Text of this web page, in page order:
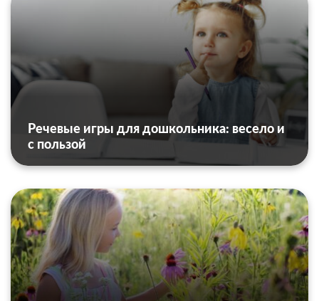
Речевые игры для дошкольника: весело и
с пользой